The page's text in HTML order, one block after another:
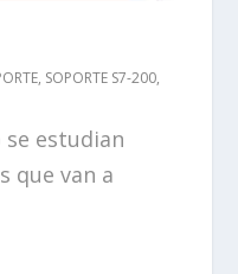
, SOPORTE S7-200,
estudian
que van a